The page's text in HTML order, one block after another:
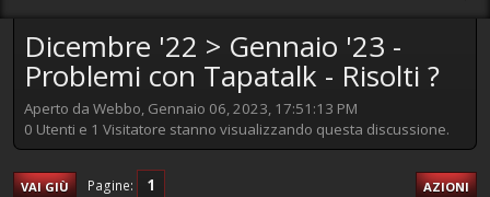
Dicembre '22 > Gennaio '23 -
Problemi con Tapatalk - Risolti ?
Aperto da Webbo, Gennaio 06, 2023, 17:51:13 PM
0 Utenti e 1 Visitatore stanno visualizzando questa discussione.
VAI GIÙ Pagine 1 AZIONI